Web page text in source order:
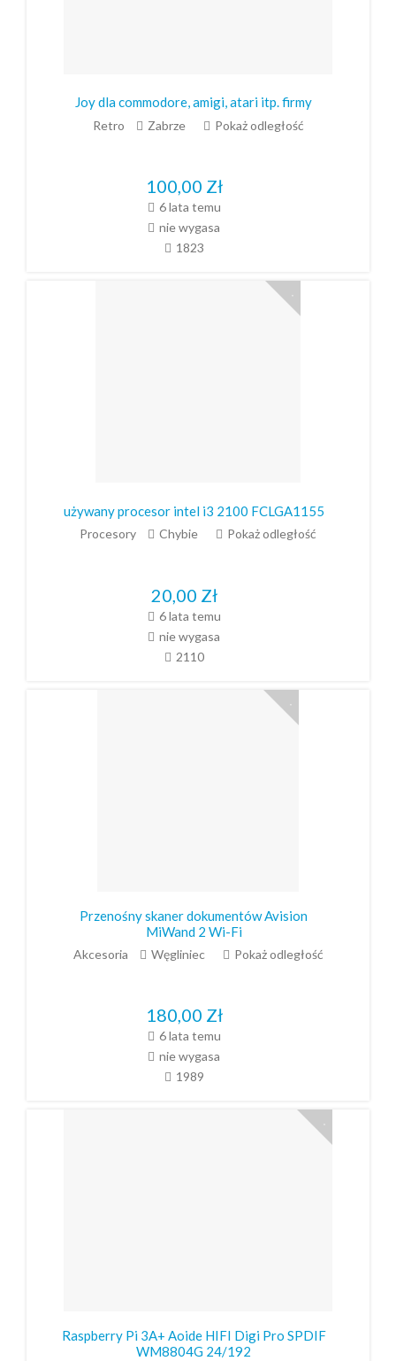
Joy dla commodore, amigi, atari itp. firmy
Retro Zabrze Pokaż odległość
100,00 Zł
6 lata temu
nie wygasa
1823
używany procesor intel i3 2100 FCLGA1155
Procesory Chybie Pokaż odległość
20,00 Zł
6 lata temu
nie wygasa
2110
Przenośny skaner dokumentów Avision
MiWand 2 Wi-Fi
Akcesoria Węgliniec Pokaż odległość
180,00 Zł
6 lata temu
nie wygasa
1989
Raspberry Pi 3A+ Aoide HIFI Digi Pro SPDIF
WM8804G 24/192